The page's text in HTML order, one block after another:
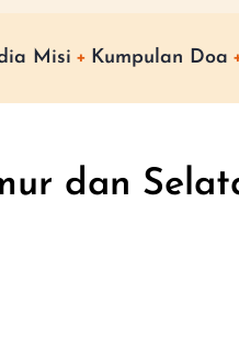
Misi Kumpulan Doa
dan